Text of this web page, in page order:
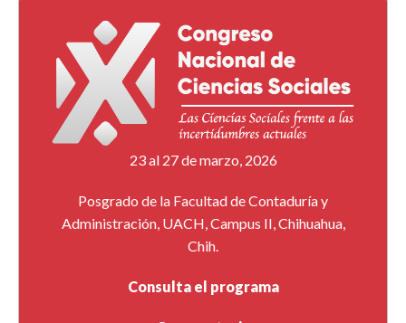
23 al 27 de marzo, 2026
Posgrado de la Facultad de Contaduría y
Administración, UACH, Campus II, Chihuahua,
Chih.
Consulta el programa